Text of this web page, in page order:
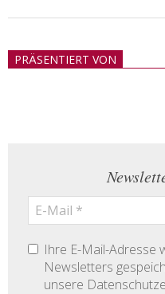
21PRÄSENTIERT VON
Ihre E-Mail-Adresse
Newsletters
unsere